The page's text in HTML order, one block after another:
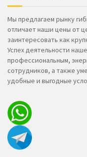
Мы предлагаем рынку
отличает наши цены от
заинтересовать как
Успех деятельности
профессиональным,
сотрудников, а также
удобные и выгодные